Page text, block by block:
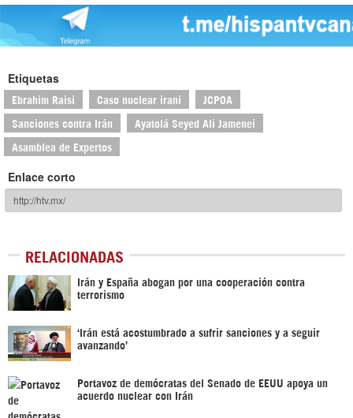
Etiquetas
Ebrahim Raisi Caso nuclear iraní JCPOA
Sanciones contra Irán Ayatolá Seyed Ali Jamenei
Asamblea de Expertos
Enlace corto
RELACIONADAS
Irán y España abogan por una cooperación contra
terrorismo
‘Irán está acostumbrado a sufrir sanciones y a seguir
avanzando’
Portavoz de demócratas del Senado de EEUU apoya un
acuerdo nuclear con Irán